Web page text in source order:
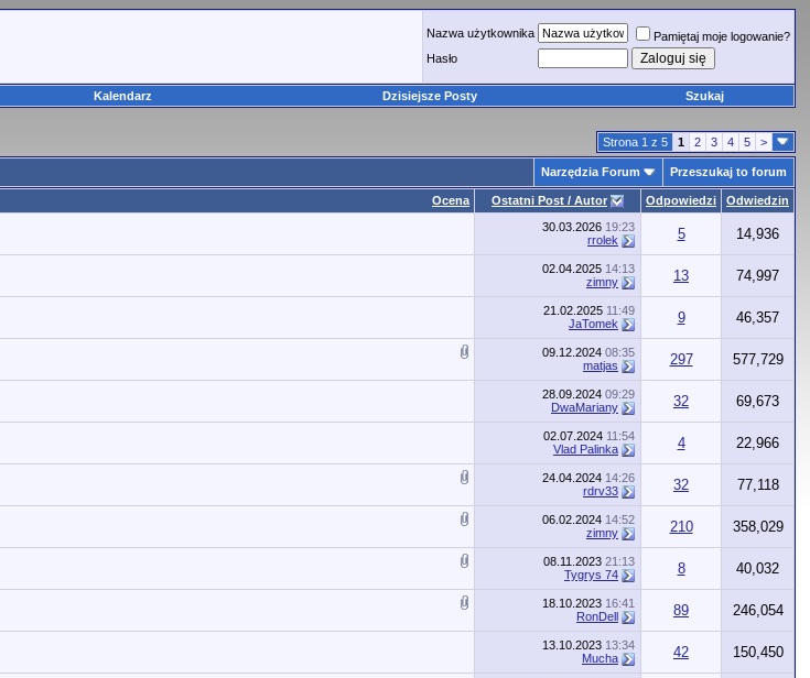
Nazwa użytkownika
Pamiętaj moje logowanie?
Hasło
Kalendarz Dzisiejsze Posty Szukaj
Strona 1 z 5 1 2 3 4 5 >
Narzędzia Forum Przeszukaj to forum
Ocena Ostatni Post / Autor Odpowiedzi Odwiedzin
30.03.2026 19:23
rrolek
5 14,936
02.04.2025 14:13
zimny
13 74,997
21.02.2025 11:49
JaTomek
9 46,357
09.12.2024 08:35
matjas
297 577,729
28.09.2024 09:29
DwaMariany
32 69,673
02.07.2024 11:54
Vlad Palinka
4 22,966
24.04.2024 14:26
rdrv33
32 77,118
06.02.2024 14:52
zimny
210 358,029
08.11.2023 21:13
Tygrys 74
8 40,032
18.10.2023 16:41
RonDell
89 246,054
13.10.2023 13:34
Mucha
42 150,450